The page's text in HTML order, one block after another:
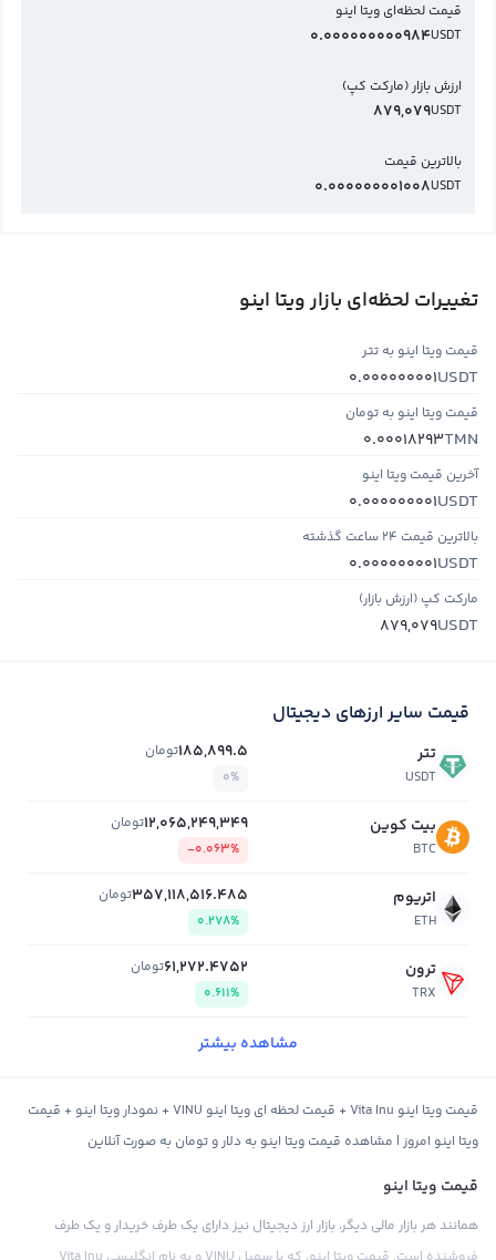
قیمت لحظه‌ای ویتا اینو
USDT
0.000000000984
ارزش بازار (مارکت کپ)
USDT
879,079
بالاترین قیمت
USDT
0.000000001008
تغییرات لحظه‌ای بازار ویتا اینو
قیمت ویتا اینو به تتر
USDT
0.000000001
قیمت ویتا اینو به تومان
TMN
0.00018293
آخرین قیمت ویتا اینو
USDT
0.000000001
بالاترین قیمت ۲۴ ساعت گذشته
USDT
0.000000001
مارکت کپ (ارزش بازار)
USDT
879,079
قیمت سایر ارزهای دیجیتال
تتر
USDT
185,899.5تومان
0%
بیت کوین
BTC
12,065,249,349تومان
-0.063%
اتریوم
ETH
357,118,516.485تومان
0.278%
ترون
TRX
61,272.4752تومان
0.611%
مشاهده بیشتر
قیمت ویتا اینو Vita Inu + قیمت لحظه ای ویتا اینو VINU + نمودار ویتا اینو + قیمت
ویتا اینو امروز | مشاهده قیمت ویتا اینو به دلار و تومان به صورت آنلاین
قیمت ویتا اینو
همانند هر بازار مالی دیگر، بازار ارز دیجیتال نیز دارای یک طرف خریدار و یک طرف